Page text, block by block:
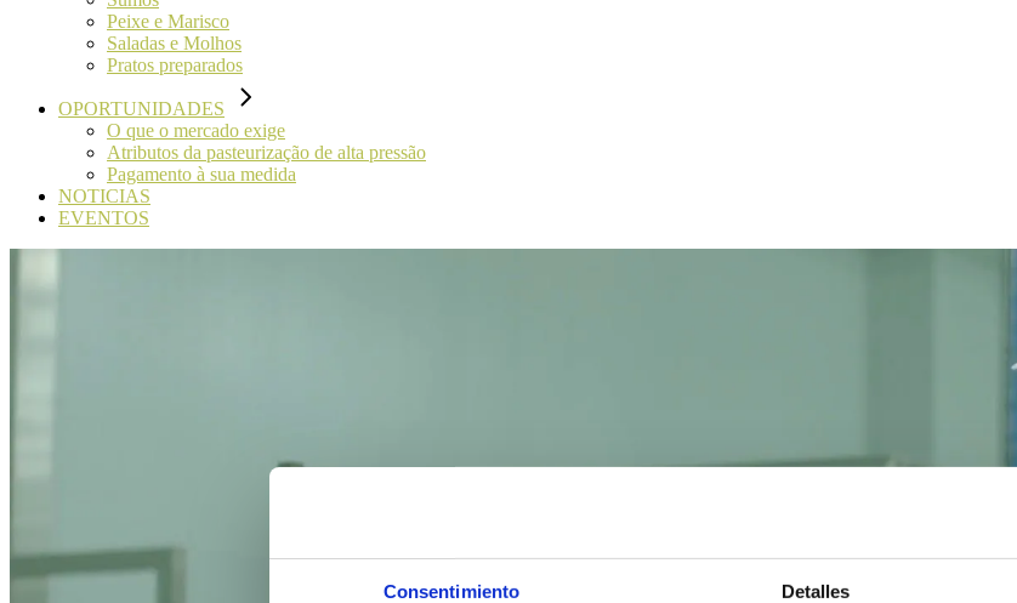
Consentimiento Detalles
Peixe e Marisco
Saladas e Molhos
Pratos preparados
OPORTUNIDADES
O que o mercado exige
Atributos da pasteurização de alta pressão
Pagamento à sua medida
NOTICIAS
EVENTOS